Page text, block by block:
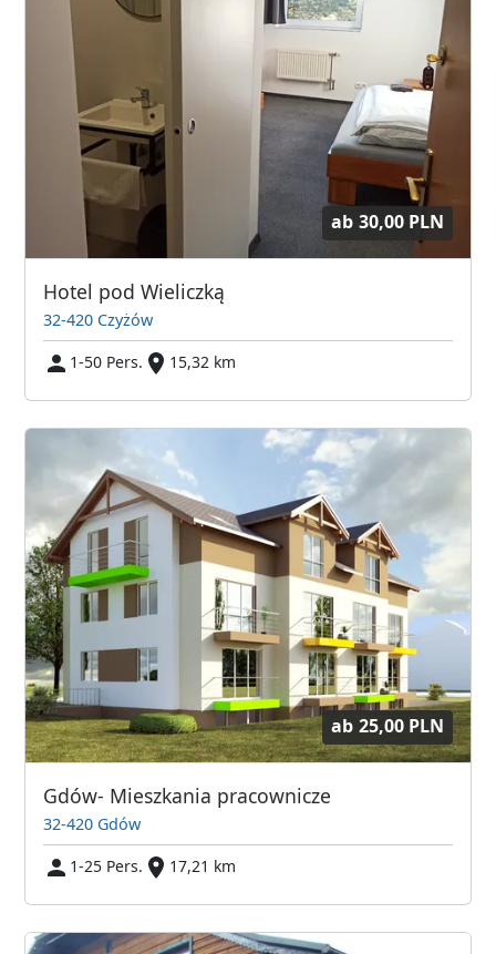
ab 30,00 PLN
Hotel pod Wieliczką
32-420 Czyżów
1-50 Pers.
15,32 km
ab 25,00 PLN
Gdów- Mieszkania pracownicze
32-420 Gdów
1-25 Pers.
17,21 km